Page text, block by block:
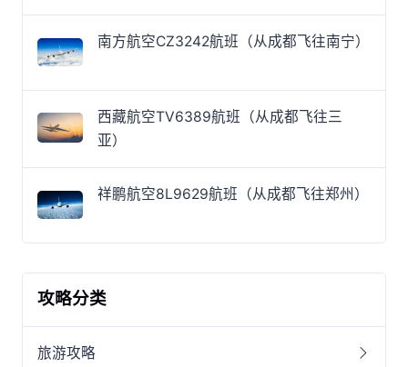
南方航空CZ3242航班（从成都飞往南宁）
西藏航空TV6389航班（从成都飞往三
亚）
祥鹏航空8L9629航班（从成都飞往郑州）
攻略分类
旅游攻略